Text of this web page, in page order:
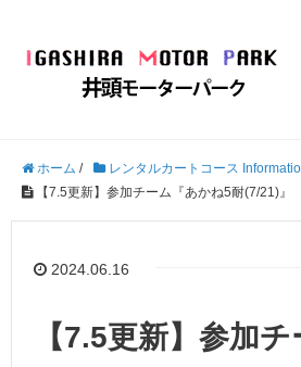
ホーム / レンタルカートコース
【7.5更新】参加チーム『あかね5耐(7/21)』
2024.06.16
【7.5更新】参加